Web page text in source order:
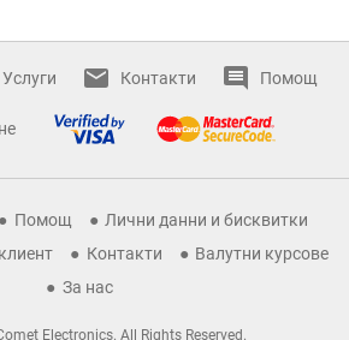
Услуги Контакти Помощ
Помощ
Лични данни и бисквитки
Контакти
Валутни курсове
За нас
Electronics. All Rights Reserved.